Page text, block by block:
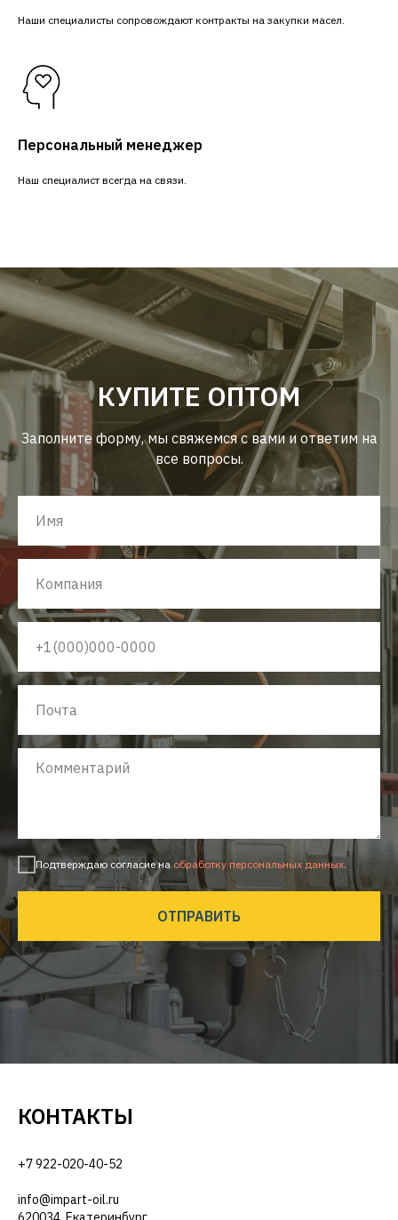
Наши специалисты сопровождают контракты на закупки масел.
Персональный менеджер
Наш специалист всегда на связи.
КУПИТЕ ОПТОМ
Заполните форму, мы свяжемся с вами и ответим на
все вопросы.
Подтверждаю согласие на обработку персональных данных.
ОТПРАВИТЬ
КОНТАКТЫ
+7 922-020-40-52
info@impart-oil.ru